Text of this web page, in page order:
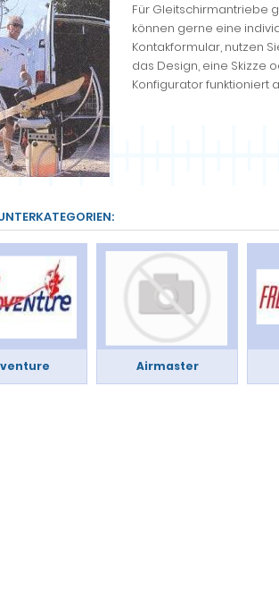
Für Gleitschirmantriebe
können gerne eine
Kontakformular, nutzen
das Design, eine Skizze
Konfigurator funktioniert
Airmaster